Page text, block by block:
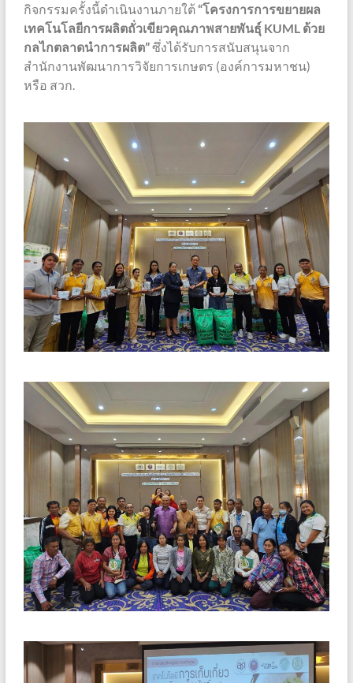
กิจกรรมครั้งนี้ดำเนินงานภายใต้“โครงการการขยายผล
เทคโนโลยีการผลิตถั่วเขียวคุณภาพสายพันธุ์ KUML ด้วย
กลไกตลาดนำการผลิต”ซึ่งได้รับการสนับสนุนจาก
สำนักงานพัฒนาการวิจัยการเกษตร (องค์การมหาชน)
หรือ สวก.